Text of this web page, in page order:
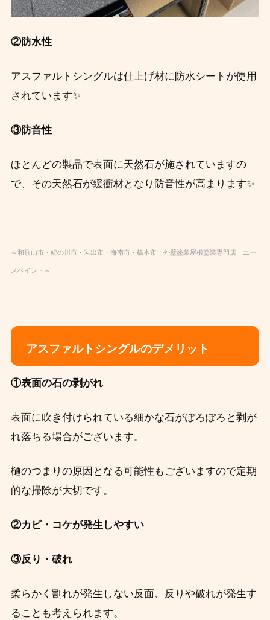
②防水性
アスファルトシングルは仕上げ材に防水シートが使用
されています✨
③防音性
ほとんどの製品で表面に天然石が施されていますの
で、その天然石が緩衝材となり防音性が高まります✨
～和歌山市・紀の川市・岩出市・海南市・橋本市 外壁塗装屋根塗装専門店 エー
スペイント～
アスファルトシングルのデメリット
①表面の石の剥がれ
表面に吹き付けられている細かな石がぽろぽろと剥が
れ落ちる場合がございます。
樋のつまりの原因となる可能性もございますので定期
的な掃除が大切です。
②カビ・コケが発生しやすい
③反り・破れ
柔らかく割れが発生しない反面、反りや破れが発生す
ることも考えられます。